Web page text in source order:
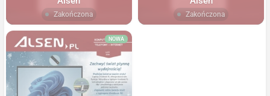
Zakończona Zakończona
NOWA